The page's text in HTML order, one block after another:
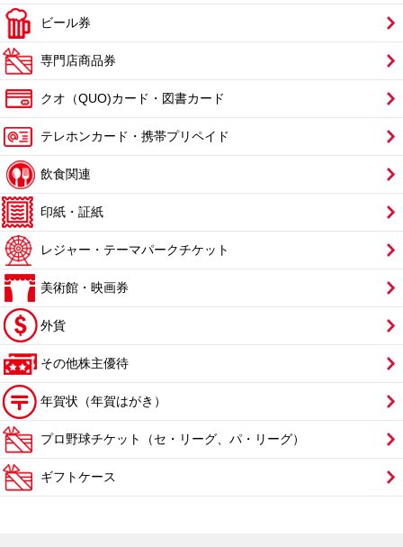
ビール券
専門店商品券
クオ（QUO)カード・図書カード
テレホンカード・携帯プリペイド
飲食関連
印紙・証紙
レジャー・テーマパークチケット
美術館・映画券
外貨
その他株主優待
年賀状（年賀はがき）
プロ野球チケット（セ・リーグ、パ・リーグ）
ギフトケース